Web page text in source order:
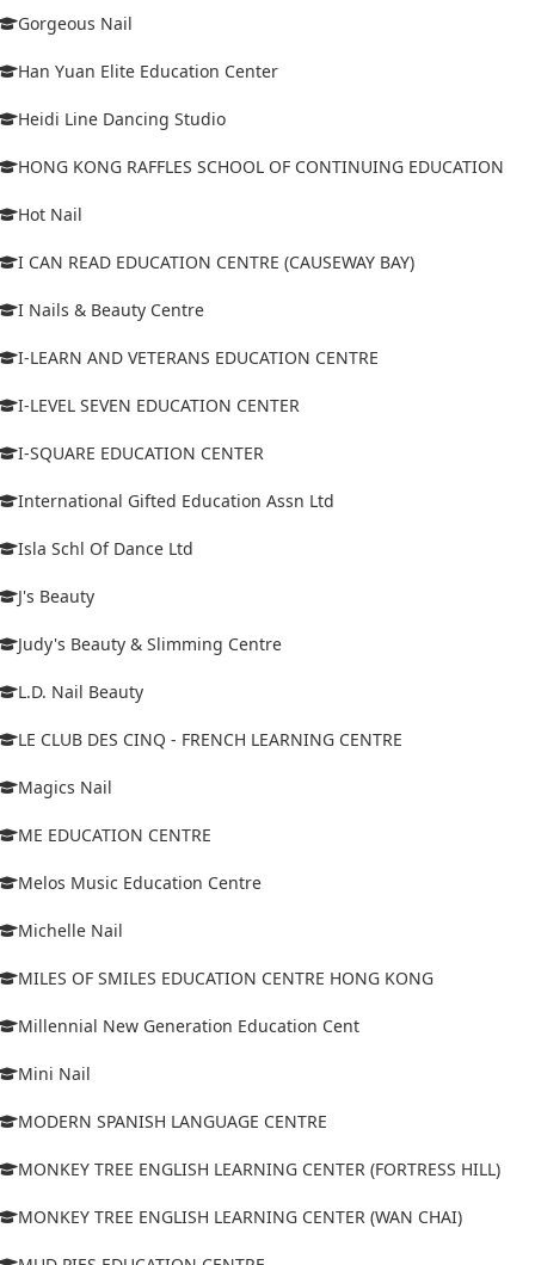
Gorgeous Nail
Han Yuan Elite Education Center
Heidi Line Dancing Studio
HONG KONG RAFFLES SCHOOL OF CONTINUING EDUCATION
Hot Nail
I CAN READ EDUCATION CENTRE (CAUSEWAY BAY)
I Nails & Beauty Centre
I-LEARN AND VETERANS EDUCATION CENTRE
I-LEVEL SEVEN EDUCATION CENTER
I-SQUARE EDUCATION CENTER
International Gifted Education Assn Ltd
Isla Schl Of Dance Ltd
J's Beauty
Judy's Beauty & Slimming Centre
L.D. Nail Beauty
LE CLUB DES CINQ - FRENCH LEARNING CENTRE
Magics Nail
ME EDUCATION CENTRE
Melos Music Education Centre
Michelle Nail
MILES OF SMILES EDUCATION CENTRE HONG KONG
Millennial New Generation Education Cent
Mini Nail
MODERN SPANISH LANGUAGE CENTRE
MONKEY TREE ENGLISH LEARNING CENTER (FORTRESS HILL)
MONKEY TREE ENGLISH LEARNING CENTER (WAN CHAI)